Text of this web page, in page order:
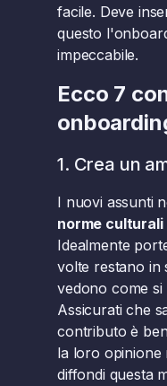
facile. Deve
questo
impeccabile.
Ecco 7
1. Crea un
I nuovi assunti
norme culturali
Idealmente
volte restano in
vedono come
Assicurati che
contributo è
la loro opinione
diffondi questa